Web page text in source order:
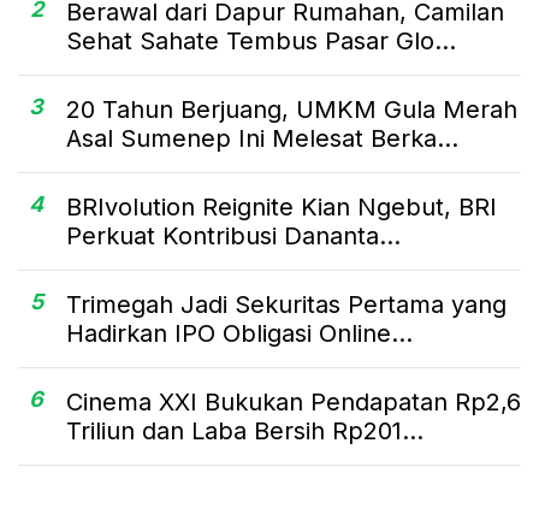
2
Berawal dari Dapur Rumahan, Camilan
Sehat Sahate Tembus Pasar Glo...
3
20 Tahun Berjuang, UMKM Gula Merah
Asal Sumenep Ini Melesat Berka...
4
BRIvolution Reignite Kian Ngebut, BRI
Perkuat Kontribusi Dananta...
5
Trimegah Jadi Sekuritas Pertama yang
Hadirkan IPO Obligasi Online...
6
Cinema XXI Bukukan Pendapatan Rp2,6
Triliun dan Laba Bersih Rp201...